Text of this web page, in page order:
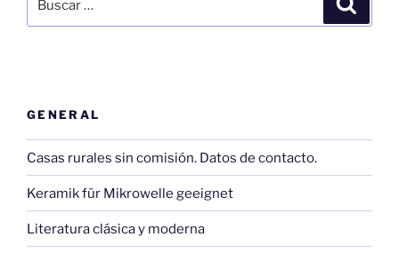
por:
GENERAL
Casas rurales sin comisión. Datos de contacto.
Keramik für Mikrowelle geeignet
Literatura clásica y moderna